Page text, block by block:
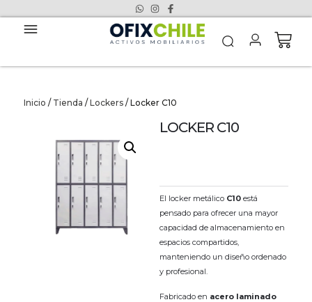
Inicio / Tienda / Lockers/ Locker C10
LOCKER C10
El locker metálico C10 está
pensado para ofrecer una mayor
capacidad de almacenamiento en
espacios compartidos,
manteniendo un diseño ordenado
y profesional.
Fabricado en acero laminado